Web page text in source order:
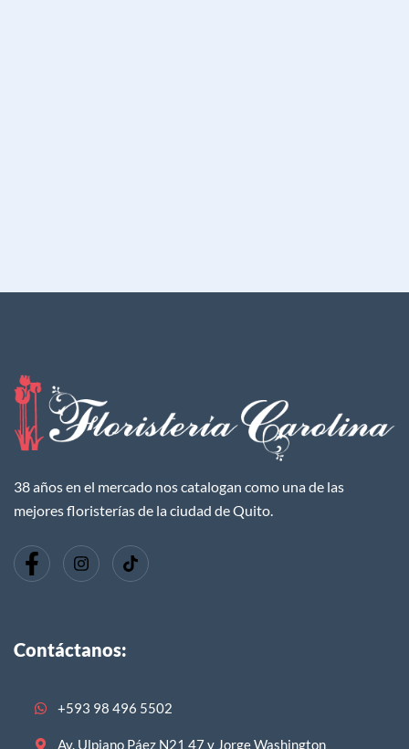
38 años en el mercado nos catalogan como una de las
mejores floristerías de la ciudad de Quito.
Contáctanos:
+593 98 496 5502
Av. Ulpiano Páez N21 47 y Jorge Washington